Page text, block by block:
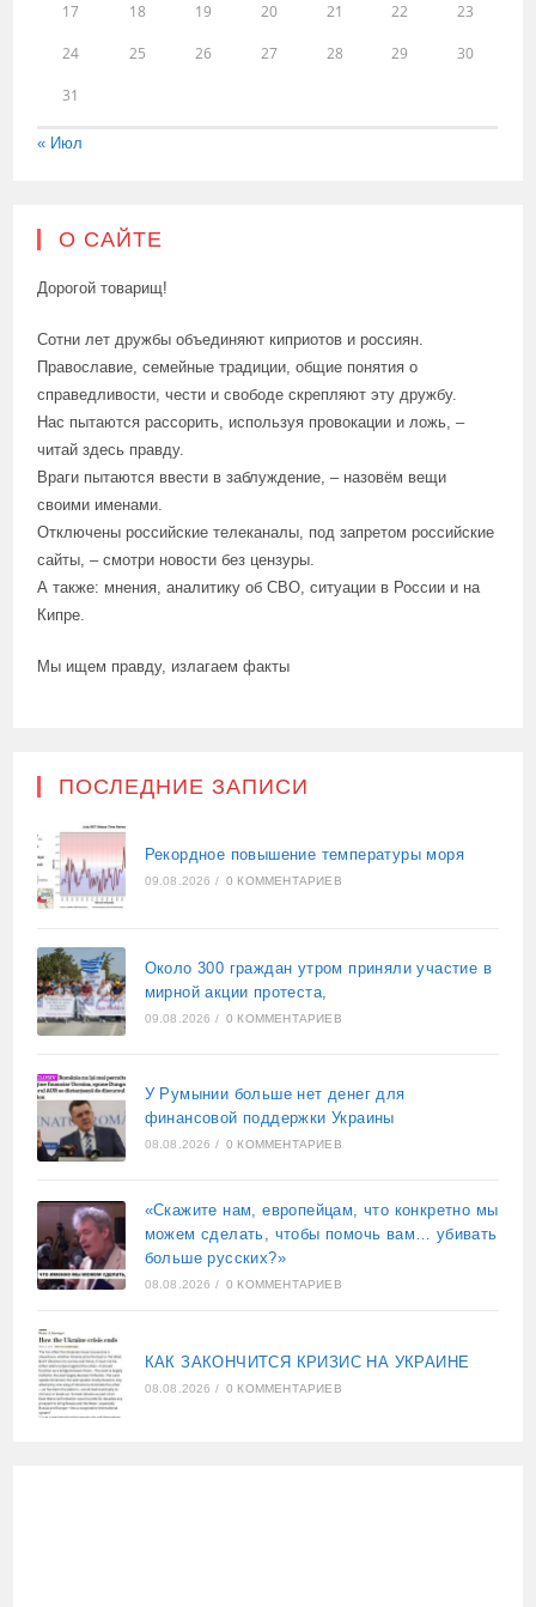
17 18 19 20 21 22 23
24 25 26 27 28 29 30
31
« Июл
О САЙТЕ
Дорогой товарищ!
Сотни лет дружбы объединяют киприотов и россиян.
Православие, семейные традиции, общие понятия о
справедливости, чести и свободе скрепляют эту дружбу.
Нас пытаются рассорить, используя провокации и ложь, –
читай здесь правду.
Враги пытаются ввести в заблуждение, – назовём вещи
своими именами.
Отключены российские телеканалы, под запретом российские
сайты, – смотри новости без цензуры.
А также: мнения, аналитику об СВО, ситуации в России и на
Кипре.
Мы ищем правду, излагаем факты
ПОСЛЕДНИЕ ЗАПИСИ
Рекордное повышение температуры моря
09.08.2026 / 0 КОММЕНТАРИЕВ
Около 300 граждан утром приняли участие в
мирной акции протеста,
09.08.2026 / 0 КОММЕНТАРИЕВ
У Румынии больше нет денег для
финансовой поддержки Украины
08.08.2026 / 0 КОММЕНТАРИЕВ
«Скажите нам, европейцам, что конкретно мы
можем сделать, чтобы помочь вам… убивать
больше русских?»
08.08.2026 / 0 КОММЕНТАРИЕВ
КАК ЗАКОНЧИТСЯ КРИЗИС НА УКРАИНЕ
08.08.2026 / 0 КОММЕНТАРИЕВ